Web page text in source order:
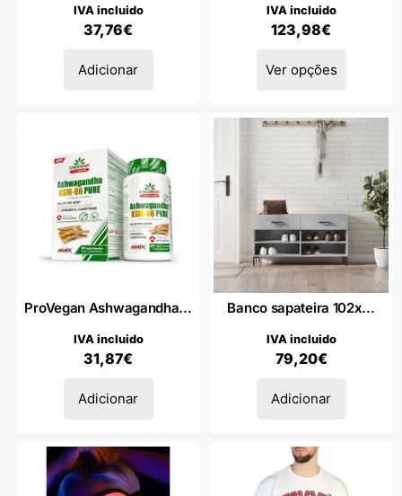
37,76€
IVA incluido
Adicionar
123,98€
IVA incluido
Ver opções
ProVegan Ashwagandha...
31,87€
IVA incluido
Adicionar
Banco sapateira 102x...
79,20€
IVA incluido
Adicionar